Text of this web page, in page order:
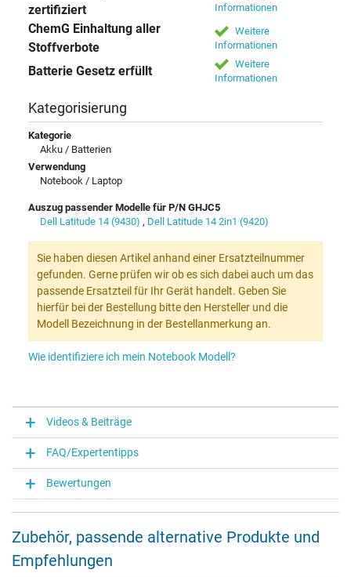
zertifiziert
Informationen
ChemG Einhaltung aller
Stoffverbote
Weitere
Informationen
Batterie Gesetz erfüllt
Weitere
Informationen
Kategorisierung
Kategorie
Akku / Batterien
Verwendung
Notebook / Laptop
Auszug passender Modelle für P/N GHJC5
Dell Latitude 14 (9430) , Dell Latitude 14 2in1 (9420)
Sie haben diesen Artikel anhand einer Ersatzteilnummer
gefunden. Gerne prüfen wir ob es sich dabei auch um das
passende Ersatzteil für Ihr Gerät handelt. Geben Sie
hierfür bei der Bestellung bitte den Hersteller und die
Modell Bezeichnung in der Bestellanmerkung an.
Wie identifiziere ich mein Notebook Modell?
Videos & Beiträge
FAQ/Expertentipps
Bewertungen
Zubehör, passende alternative Produkte und
Empfehlungen